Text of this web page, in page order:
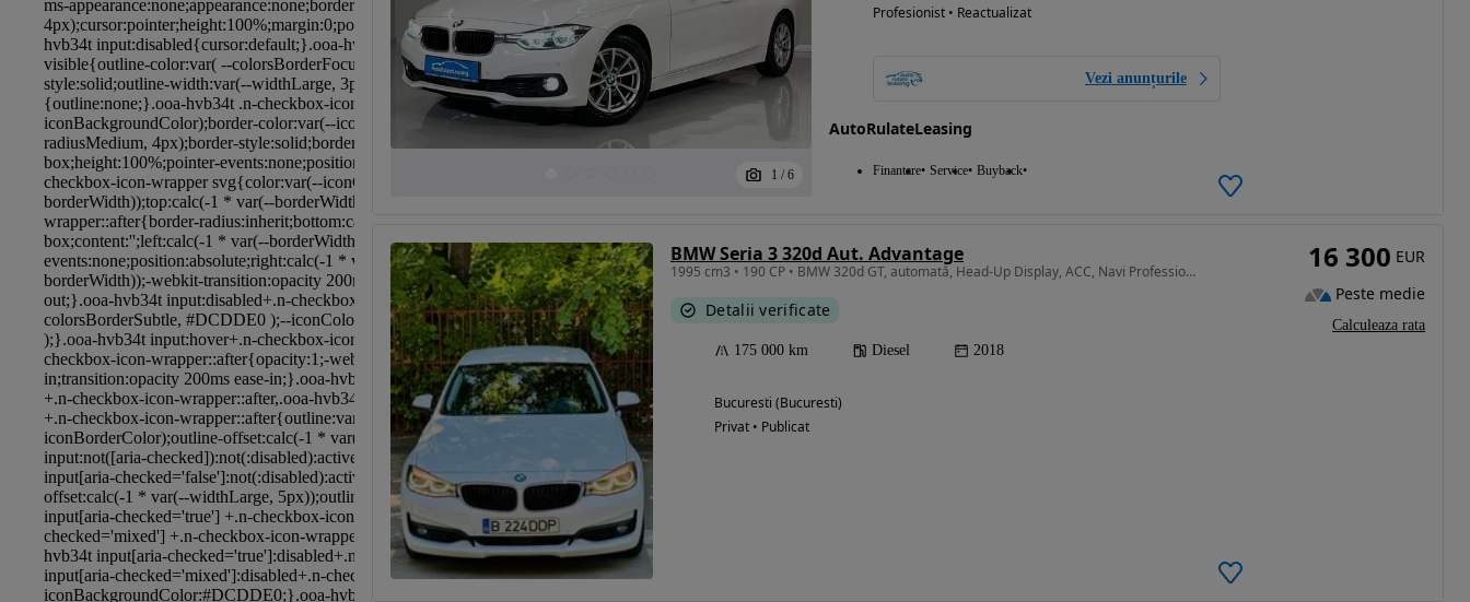
1 / 6
Profesionist • Reactualizat
Vezi anunțurile
AutoRulateLeasing
Finantare Service Buyback
BMW Seria 3 320d Aut. Advantage
1995 cm3 • 190 CP • BMW 320d GT, automată, Head-Up Display, ACC, Navi Professional, Apple
Detalii verificate
175 000 km Diesel 2018
Bucuresti (Bucuresti)
Privat • Publicat
16 300 EUR
Peste medie
Calculeaza rata